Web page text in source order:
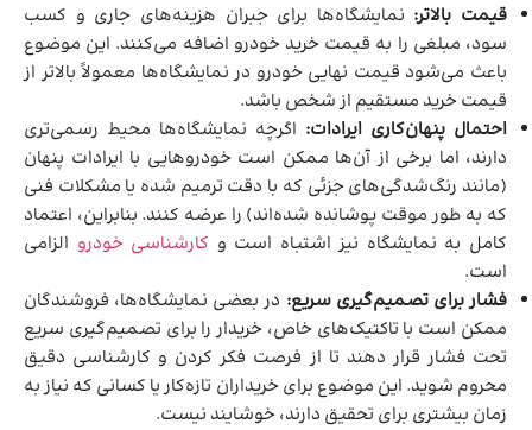
قیمت بالاتر: نمایشگاه‌ها برای جبران هزینه‌های جاری و کسب
سود، مبلغی را به قیمت خرید خودرو اضافه می‌کنند. این موضوع
باعث می‌شود قیمت نهایی خودرو در نمایشگاه‌ها معمولاً بالاتر از
قیمت خرید مستقیم از شخص باشد.
احتمال پنهان‌کاری ایرادات: اگرچه نمایشگاه‌ها محیط رسمی‌تری
دارند، اما برخی از آن‌ها ممکن است خودروهایی با ایرادات پنهان
(مانند رنگ‌شدگی‌های جزئی که با دقت ترمیم شده یا مشکلات فنی
که به طور موقت پوشانده شده‌اند) را عرضه کنند. بنابراین، اعتماد
کامل به نمایشگاه نیز اشتباه است و کارشناسی خودرو الزامی
است.
فشار برای تصمیم‌گیری سریع: در بعضی نمایشگاه‌ها، فروشندگان
ممکن است با تاکتیک‌های خاص، خریدار را برای تصمیم‌گیری سریع
تحت فشار قرار دهند تا از فرصت فکر کردن و کارشناسی دقیق
محروم شوید. این موضوع برای خریداران تازه‌کار یا کسانی که نیاز به
زمان بیشتری برای تحقیق دارند، خوشایند نیست.